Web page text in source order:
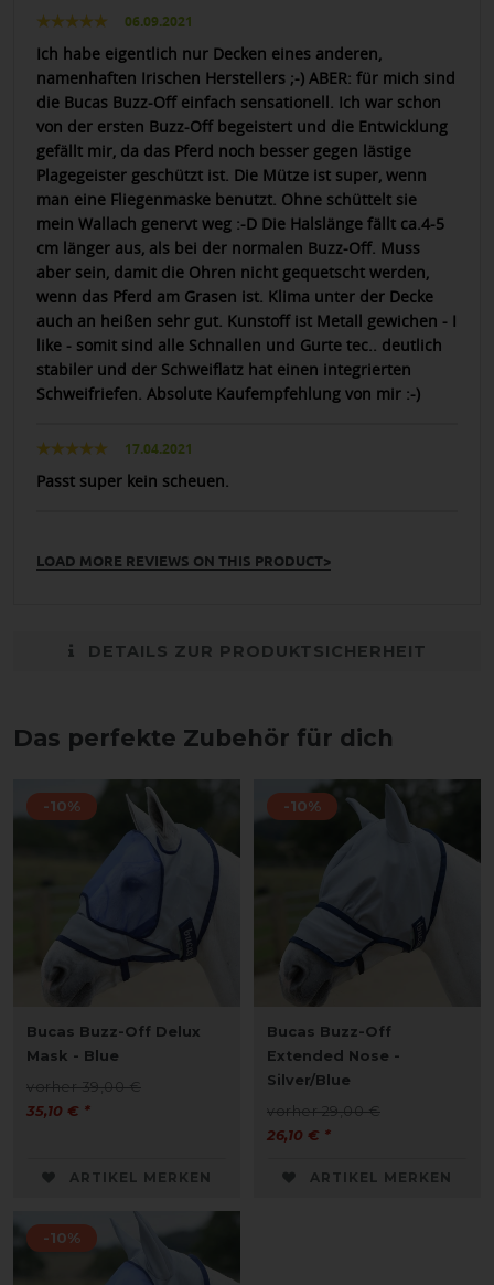
06.09.2021
Ich habe eigentlich nur Decken eines anderen,
namenhaften Irischen Herstellers ;-) ABER: für mich sind
die Bucas Buzz-Off einfach sensationell. Ich war schon
von der ersten Buzz-Off begeistert und die Entwicklung
gefällt mir, da das Pferd noch besser gegen lästige
Plagegeister geschützt ist. Die Mütze ist super, wenn
man eine Fliegenmaske benutzt. Ohne schüttelt sie
mein Wallach genervt weg :-D Die Halslänge fällt ca.4-5
cm länger aus, als bei der normalen Buzz-Off. Muss
aber sein, damit die Ohren nicht gequetscht werden,
wenn das Pferd am Grasen ist. Klima unter der Decke
auch an heißen sehr gut. Kunstoff ist Metall gewichen - I
like - somit sind alle Schnallen und Gurte tec.. deutlich
stabiler und der Schweiflatz hat einen integrierten
Schweifriefen. Absolute Kaufempfehlung von mir :-)
17.04.2021
Passt super kein scheuen.
LOAD MORE REVIEWS ON THIS PRODUCT>
DETAILS ZUR PRODUKTSICHERHEIT
Das perfekte Zubehör für dich
-10%
Bucas Buzz-Off Delux
Mask - Blue
vorher 39,00 €
35,10 € *
ARTIKEL MERKEN
-10%
Bucas Buzz-Off
Extended Nose -
Silver/Blue
vorher 29,00 €
26,10 € *
ARTIKEL MERKEN
-10%